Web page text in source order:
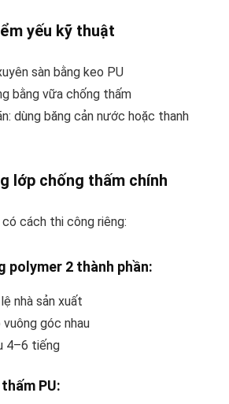
yếu kỹ thuật
sàn bằng keo PU
bằng vữa chống thấm
dùng băng cản nước hoặc thanh
lớp chống thấm chính
cách thi công riêng:
polymer 2 thành phần:
nhà sản xuất
góc nhau
4–6 tiếng
PU: